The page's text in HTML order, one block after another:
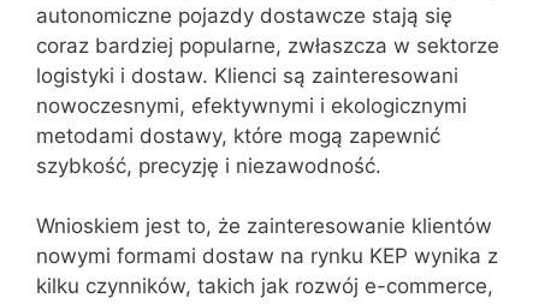
autonomiczne pojazdy dostawcze stają się
coraz bardziej popularne, zwłaszcza w sektorze
logistyki i dostaw. Klienci są zainteresowani
nowoczesnymi, efektywnymi i ekologicznymi
metodami dostawy, które mogą zapewnić
szybkość, precyzję i niezawodność.
Wnioskiem jest to, że zainteresowanie klientów
nowymi formami dostaw na rynku KEP wynika z
kilku czynników, takich jak rozwój e-commerce,